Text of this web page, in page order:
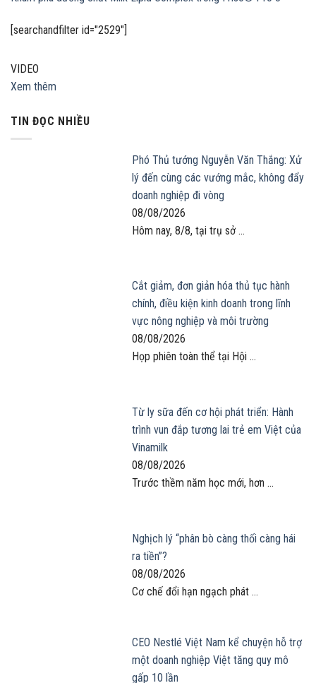
[searchandfilter id="2529"]
VIDEO
Xem thêm
TIN ĐỌC NHIỀU
Phó Thủ tướng Nguyễn Văn Thắng: Xử
lý đến cùng các vướng mắc, không đẩy
doanh nghiệp đi vòng
08/08/2026
Hôm nay, 8/8, tại trụ sở ...
Cắt giảm, đơn giản hóa thủ tục hành
chính, điều kiện kinh doanh trong lĩnh
vực nông nghiệp và môi trường
08/08/2026
Họp phiên toàn thể tại Hội ...
Từ ly sữa đến cơ hội phát triển: Hành
trình vun đắp tương lai trẻ em Việt của
Vinamilk
08/08/2026
Trước thềm năm học mới, hơn ...
Nghịch lý “phân bò càng thối càng hái
ra tiền”?
08/08/2026
Cơ chế đổi hạn ngạch phát ...
CEO Nestlé Việt Nam kể chuyện hỗ trợ
một doanh nghiệp Việt tăng quy mô
gấp 10 lần